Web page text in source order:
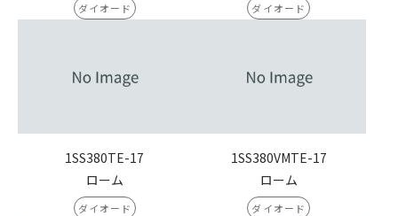
ダイオード ダイオード
1SS380TE-17
ローム
ダイオード
1SS380VMTE-17
ローム
ダイオード